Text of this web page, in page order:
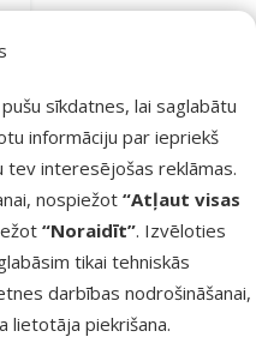
sīkdatnes, lai saglabātu
informāciju par iepriekš
interesējošas reklāmas.
nospiežot “Atļaut visas
“Noraidīt”. Izvēloties
tikai tehniskās
darbības nodrošināšanai,
lietotāja piekrišana.